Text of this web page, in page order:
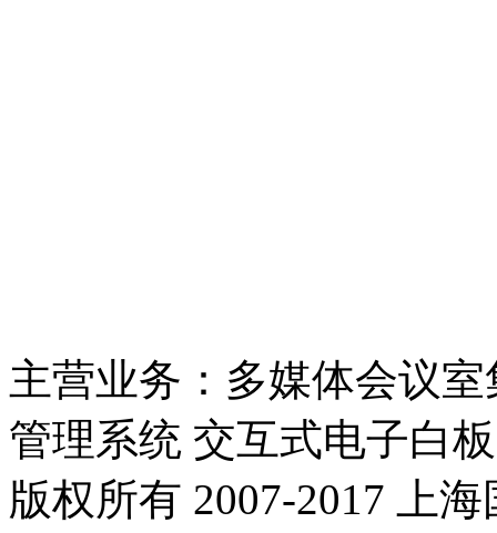
主营业务：多媒体会议
管理系统 交互式电子白板
版权所有 2007-2017 上